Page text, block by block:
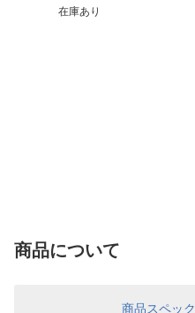
在庫あり
商品について
商品スペック